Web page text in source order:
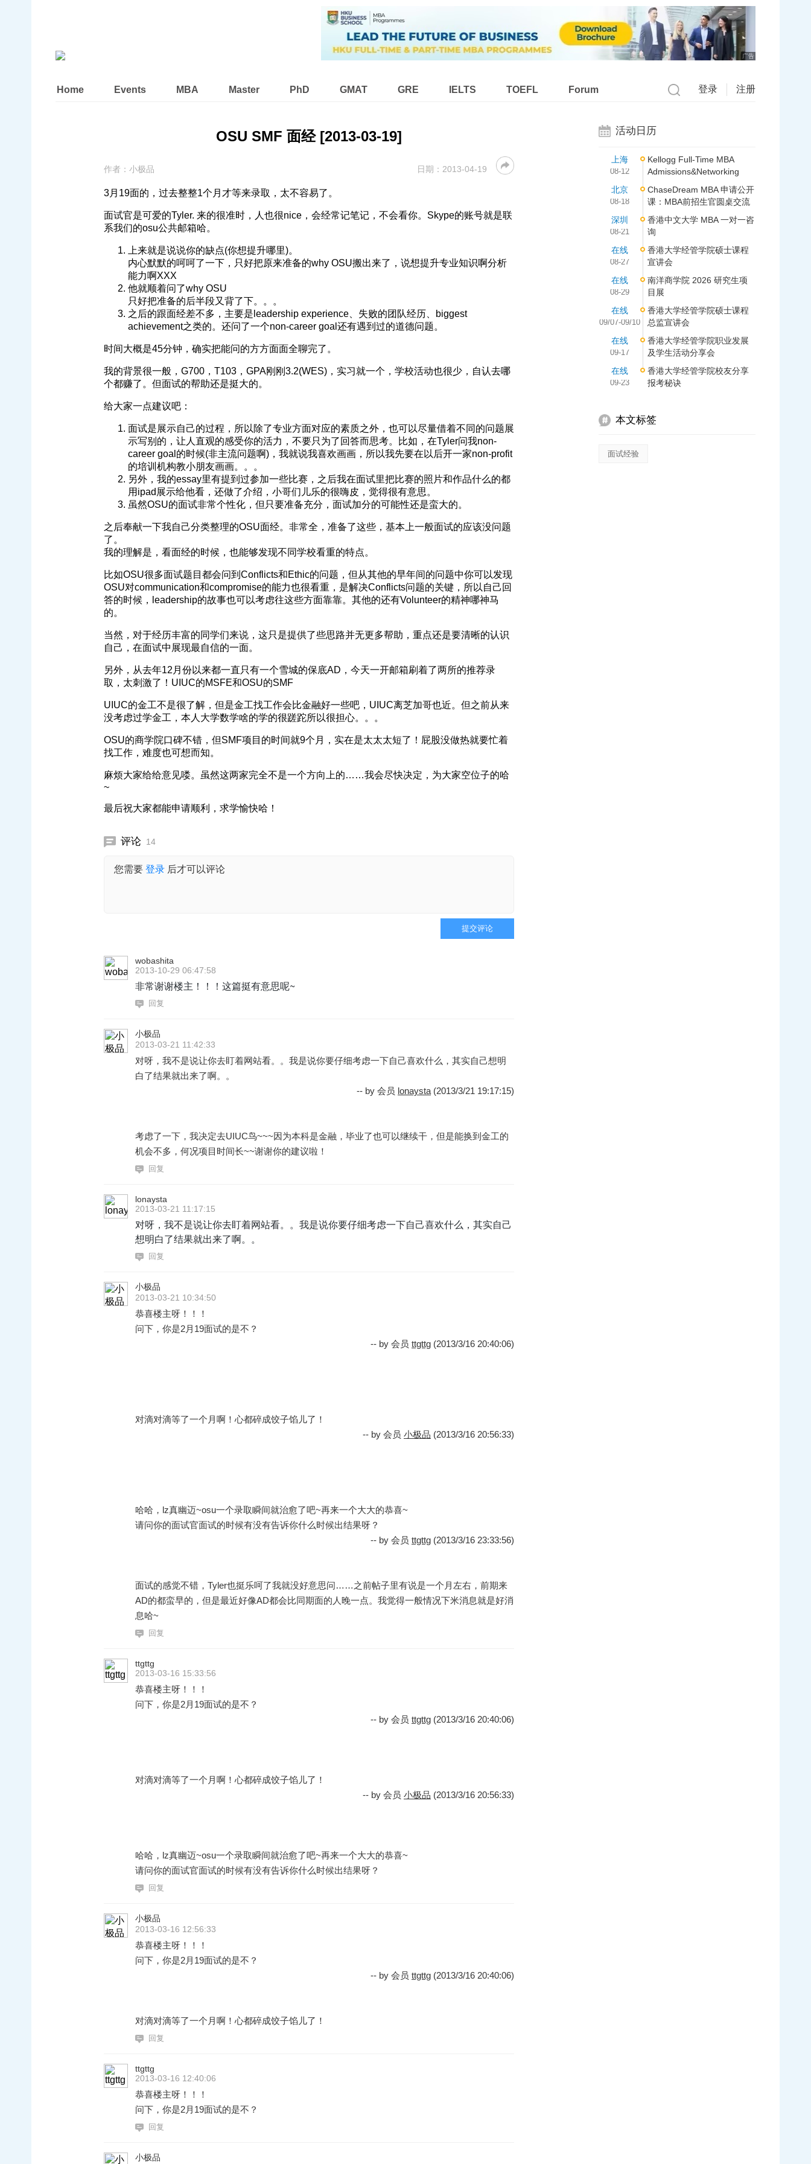
广告
Home Events MBA Master PhD GMAT GRE IELTS TOEFL Forum 登录 注册
OSU SMF 面经 [2013-03-19]
作者： 小极品 日期： 2013-04-19
3月19面的，过去整整1个月才等来录取，太不容易了。
面试官是可爱的Tyler. 来的很准时，人也很nice，会经常记笔记，不会看你。Skype的账号就是联
系我们的osu公共邮箱哈。
上来就是说说你的缺点(你想提升哪里)。
内心默默的呵呵了一下，只好把原来准备的why OSU搬出来了，说想提升专业知识啊分析
能力啊XXX
他就顺着问了why OSU
只好把准备的后半段又背了下。。。
之后的跟面经差不多，主要是leadership experience、失败的团队经历、biggest
achievement之类的。还问了一个non-career goal还有遇到过的道德问题。
时间大概是45分钟，确实把能问的方方面面全聊完了。
我的背景很一般，G700，T103，GPA刚刚3.2(WES)，实习就一个，学校活动也很少，自认去哪
个都赚了。但面试的帮助还是挺大的。
给大家一点建议吧：
面试是展示自己的过程，所以除了专业方面对应的素质之外，也可以尽量借着不同的问题展
示写别的，让人直观的感受你的活力，不要只为了回答而思考。比如，在Tyler问我non-
career goal的时候(非主流问题啊)，我就说我喜欢画画，所以我先要在以后开一家non-profit
的培训机构教小朋友画画。。。
另外，我的essay里有提到过参加一些比赛，之后我在面试里把比赛的照片和作品什么的都
用ipad展示给他看，还做了介绍，小哥们儿乐的很嗨皮，觉得很有意思。
虽然OSU的面试非常个性化，但只要准备充分，面试加分的可能性还是蛮大的。
之后奉献一下我自己分类整理的OSU面经。非常全，准备了这些，基本上一般面试的应该没问题
了。
我的理解是，看面经的时候，也能够发现不同学校看重的特点。
比如OSU很多面试题目都会问到Conflicts和Ethic的问题，但从其他的早年间的问题中你可以发现
OSU对communication和compromise的能力也很看重，是解决Conflicts问题的关键，所以自己回
答的时候，leadership的故事也可以考虑往这些方面靠靠。其他的还有Volunteer的精神哪神马
的。
当然，对于经历丰富的同学们来说，这只是提供了些思路并无更多帮助，重点还是要清晰的认识
自己，在面试中展现最自信的一面。
另外，从去年12月份以来都一直只有一个雪城的保底AD，今天一开邮箱刷着了两所的推荐录
取，太刺激了！UIUC的MSFE和OSU的SMF
UIUC的金工不是很了解，但是金工找工作会比金融好一些吧，UIUC离芝加哥也近。但之前从来
没考虑过学金工，本人大学数学啥的学的很蹉跎所以很担心。。。
OSU的商学院口碑不错，但SMF项目的时间就9个月，实在是太太太短了！屁股没做热就要忙着
找工作，难度也可想而知。
麻烦大家给给意见喽。虽然这两家完全不是一个方向上的……我会尽快决定，为大家空位子的哈
~
最后祝大家都能申请顺利，求学愉快哈！
评论 14
您需要 登录 后才可以评论
提交评论
wobashita
2013-10-29 06:47:58
非常谢谢楼主！！！这篇挺有意思呢~
回复
小极品
2013-03-21 11:42:33
对呀，我不是说让你去盯着网站看。。我是说你要仔细考虑一下自己喜欢什么，其实自己想明
白了结果就出来了啊。。
-- by 会员 lonaysta (2013/3/21 19:17:15)
考虑了一下，我决定去UIUC鸟~~~因为本科是金融，毕业了也可以继续干，但是能换到金工的
机会不多，何况项目时间长~~谢谢你的建议啦！
回复
lonaysta
2013-03-21 11:17:15
对呀，我不是说让你去盯着网站看。。我是说你要仔细考虑一下自己喜欢什么，其实自己
想明白了结果就出来了啊。。
回复
小极品
2013-03-21 10:34:50
恭喜楼主呀！！！
问下，你是2月19面试的是不？
-- by 会员 ttgttg (2013/3/16 20:40:06)
对滴对滴等了一个月啊！心都碎成饺子馅儿了！
-- by 会员 小极品 (2013/3/16 20:56:33)
哈哈，lz真幽迈~osu一个录取瞬间就治愈了吧~再来一个大大的恭喜~
请问你的面试官面试的时候有没有告诉你什么时候出结果呀？
-- by 会员 ttgttg (2013/3/16 23:33:56)
面试的感觉不错，Tyler也挺乐呵了我就没好意思问……之前帖子里有说是一个月左右，前期来
AD的都蛮早的，但是最近好像AD都会比同期面的人晚一点。我觉得一般情况下米消息就是好消
息哈~
回复
ttgttg
2013-03-16 15:33:56
恭喜楼主呀！！！
问下，你是2月19面试的是不？
-- by 会员 ttgttg (2013/3/16 20:40:06)
对滴对滴等了一个月啊！心都碎成饺子馅儿了！
-- by 会员 小极品 (2013/3/16 20:56:33)
哈哈，lz真幽迈~osu一个录取瞬间就治愈了吧~再来一个大大的恭喜~
请问你的面试官面试的时候有没有告诉你什么时候出结果呀？
回复
小极品
2013-03-16 12:56:33
恭喜楼主呀！！！
问下，你是2月19面试的是不？
-- by 会员 ttgttg (2013/3/16 20:40:06)
对滴对滴等了一个月啊！心都碎成饺子馅儿了！
回复
ttgttg
2013-03-16 12:40:06
恭喜楼主呀！！！
问下，你是2月19面试的是不？
回复
小极品
活动日历
上海
08-12
Kellogg Full-Time MBA
Admissions&Networking
北京
08-18
ChaseDream MBA 申请公开
课：MBA前招生官圆桌交流
深圳
08-21
香港中文大学 MBA 一对一咨
询
在线
08-27
香港大学经管学院硕士课程
宣讲会
在线
08-29
南洋商学院 2026 研究生项
目展
在线
09/07-09/10
香港大学经管学院硕士课程
总监宣讲会
在线
09-17
香港大学经管学院职业发展
及学生活动分享会
在线
09-23
香港大学经管学院校友分享
报考秘诀
本文标签
面试经验